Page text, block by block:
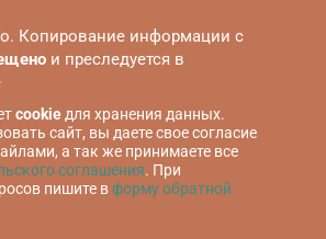
Копирование информации с
и преследуется в
cookie для хранения данных.
сайт, вы даете свое согласие
а так же принимаете все
соглашения. При
пишите вформу обратной